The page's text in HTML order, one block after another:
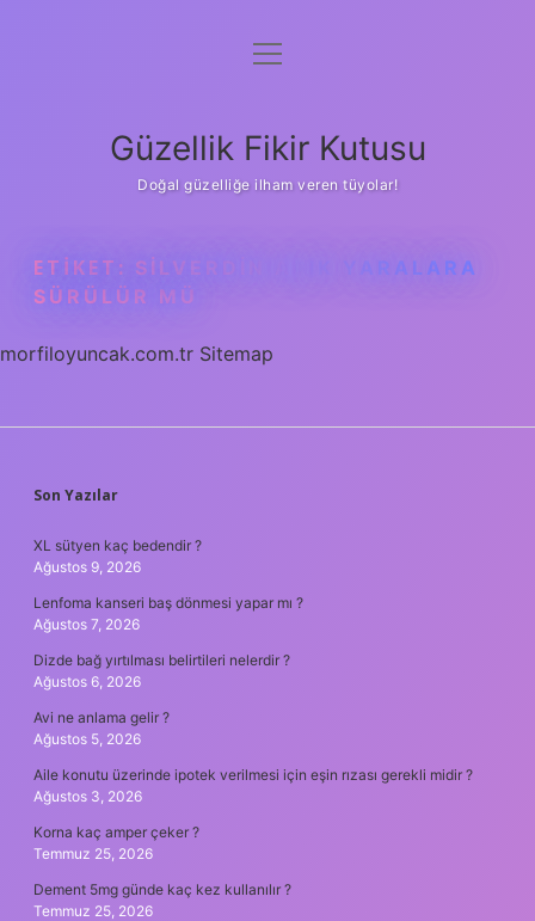
Anasayfa
Yasal Uyarı
menüyü
Güzellik Fikir Kutusu
Doğal güzelliğe ilham veren tüyolar!
ETIKET: SILVERDIN AÇIK YARALARA
SÜRÜLÜR MÜ
morfiloyuncak.com.tr Sitemap
SIDEBAR
Son Yazılar
XL sütyen kaç bedendir ?
Ağustos 9, 2026
Lenfoma kanseri baş dönmesi yapar mı ?
Ağustos 7, 2026
Dizde bağ yırtılması belirtileri nelerdir ?
Ağustos 6, 2026
Avi ne anlama gelir ?
Ağustos 5, 2026
Aile konutu üzerinde ipotek verilmesi için eşin rızası gerekli midir ?
Ağustos 3, 2026
Korna kaç amper çeker ?
Temmuz 25, 2026
Dement 5mg günde kaç kez kullanılır ?
Temmuz 25, 2026